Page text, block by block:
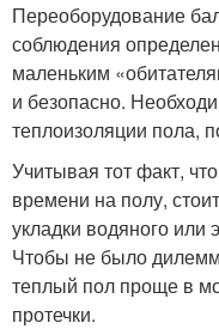
Переоборудование
соблюдения
маленьким
и безопасно.
теплоизоляции пола,
Учитывая тот факт,
времени на полу,
укладки водяного или
Чтобы не было
теплый пол проще в
протечки.